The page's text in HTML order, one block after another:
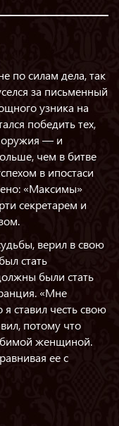
по силам дела, так
за письменный
узника на
победить тех,
оружия — и
чем в битве
в ипостаси
«Максимы»
секретарем и
верил в свою
стать
были стать
«Мне
я ставил честь свою
потому что
женщиной.
ее с